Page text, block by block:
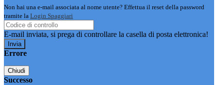
Non hai una e-mail associata al nome utente? Effettua il reset della password
tramite la Login Spaggiari
E-mail inviata, si prega di controllare la casella di posta elettronica!
Errore
Chiudi
Successo